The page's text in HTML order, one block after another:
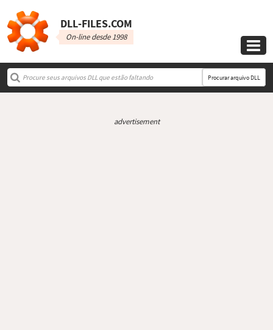
DLL‑FILES.COM
On-line desde 1998

Procurar arquivo DLL
advertisement